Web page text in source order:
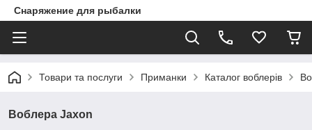
Снаряжение для рыбалки
Товари та послуги Приманки Каталог воблерів
Воблера Jaxon